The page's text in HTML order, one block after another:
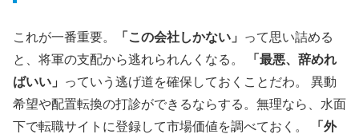
これが一番重要。 「この会社しかない」
って思い詰める
と、将軍の支配から逃れられんくなる。
「最悪、辞めれ
ばいい」
っていう逃げ道を確保しておくことだわ。 異動
希望や配置転換の打診ができるならする。無理なら、水面
下で転職サイトに登録して市場価値を調べておく。
「外